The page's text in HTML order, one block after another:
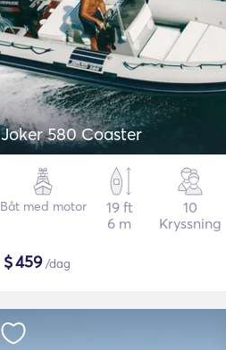
Joker 580 Coaster
Båt med motor
19 ft
6 m
10
Kryssning
$459/dag